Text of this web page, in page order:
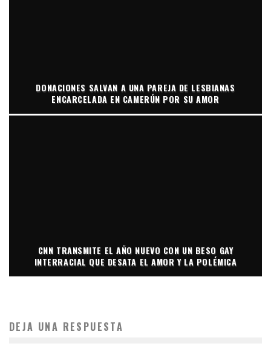
DONACIONES SALVAN A UNA PAREJA DE LESBIANAS
ENCARCELADA EN CAMERÚN POR SU AMOR
CNN TRANSMITE EL AÑO NUEVO CON UN BESO GAY
INTERRACIAL QUE DESATA EL AMOR Y LA POLÉMICA
DEJA UNA RESPUESTA